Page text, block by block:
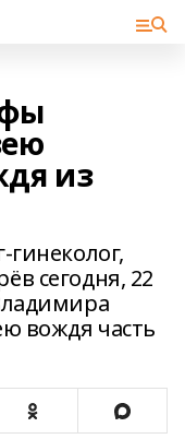
из
гинеколог,
сегодня, 22
вождя часть